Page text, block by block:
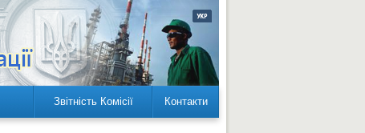
Звітність Комісії Контакти